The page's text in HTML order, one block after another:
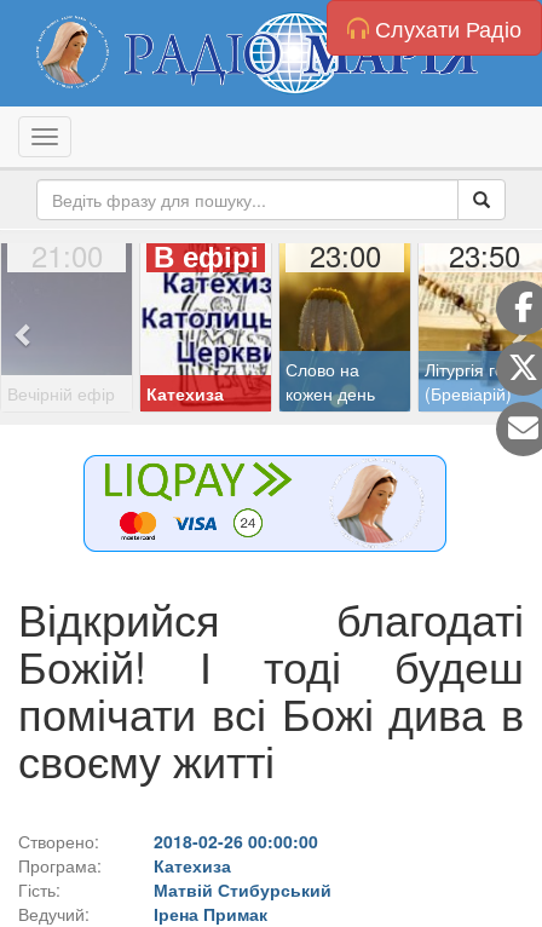
Слухати Радіо
Toggle navigation
21:00
Вечірній ефір
В ефірі
Катехиза
23:00
Слово на
кожен день
23:50
Літургія годин
(Бревіарій)
Відкрийся благодаті
Божій! І тоді будеш
помічати всі Божі дива в
своєму житті
Створено:
2018-02-26 00:00:00
Програма:
Катехиза
Гість:
Матвій Стибурський
Ведучий:
Ірена Примак